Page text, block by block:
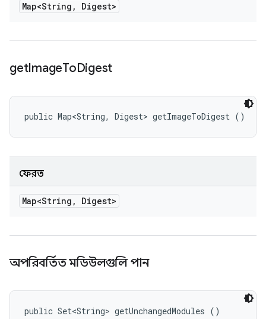
Map<String , Digest>
getImageToDigest
public Map<String, Digest> getImageToDigest ()
ফেরত
Map<String , Digest>
অপরিবর্তিত মডিউলগুলি পান
public Set<String> getUnchangedModules ()